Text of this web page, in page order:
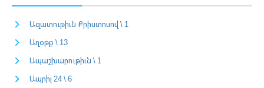
Ազատութիւն Քրիստոսով \ 1
Աղօթք \ 13
Ապաշխարութիւն \ 1
Ապրիլ 24 \ 6